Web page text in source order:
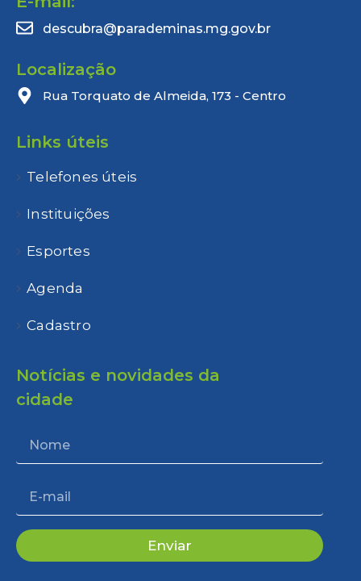
descubra@parademinas.mg.gov.br
Localização
Rua Torquato de Almeida, 173 - Centro
Links úteis
Telefones úteis
Instituições
Esportes
Agenda
Cadastro
Notícias e novidades da
cidade
Enviar